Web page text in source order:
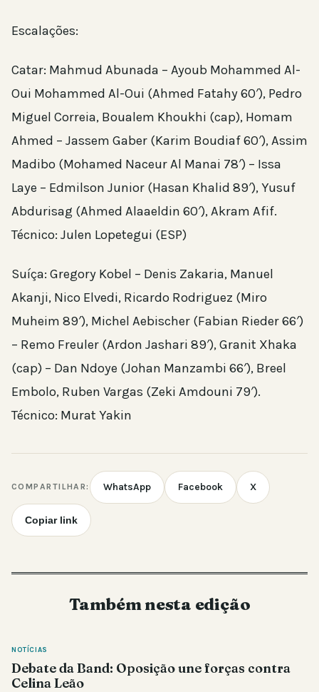
Escalações:
Catar: Mahmud Abunada – Ayoub Mohammed Al-
Oui Mohammed Al-Oui (Ahmed Fatahy 60′), Pedro
Miguel Correia, Boualem Khoukhi (cap), Homam
Ahmed – Jassem Gaber (Karim Boudiaf 60′), Assim
Madibo (Mohamed Naceur Al Manai 78′) – Issa
Laye – Edmilson Junior (Hasan Khalid 89′), Yusuf
Abdurisag (Ahmed Alaaeldin 60′), Akram Afif.
Técnico: Julen Lopetegui (ESP)
Suíça: Gregory Kobel – Denis Zakaria, Manuel
Akanji, Nico Elvedi, Ricardo Rodriguez (Miro
Muheim 89′), Michel Aebischer (Fabian Rieder 66′)
– Remo Freuler (Ardon Jashari 89′), Granit Xhaka
(cap) – Dan Ndoye (Johan Manzambi 66′), Breel
Embolo, Ruben Vargas (Zeki Amdouni 79′).
Técnico: Murat Yakin
COMPARTILHAR: WhatsApp Facebook X
Copiar link
Também nesta edição
NOTÍCIAS
Debate da Band: Oposição une forças contra
Celina Leão